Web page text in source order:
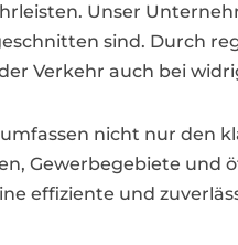
Unser
sind. Durch
Verkehr auch bei
nicht nur den
Gewerbegebiete und
effiziente und